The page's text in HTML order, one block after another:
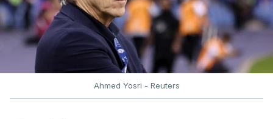
Ahmed Yosri - Reuters